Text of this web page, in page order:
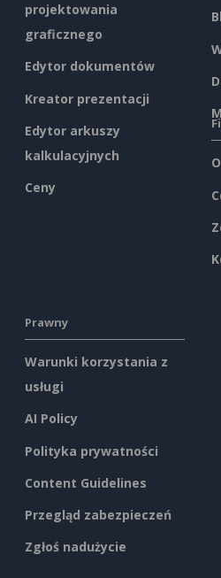
projektowania
graficznego
Edytor dokumentów
Kreator prezentacji
Edytor arkuszy
kalkulacyjnych
Ceny
Prawny
Warunki korzystania z
usługi
AI Policy
Polityka prywatności
Content Guidelines
Przegląd zabezpieczeń
Zgłoś nadużycie